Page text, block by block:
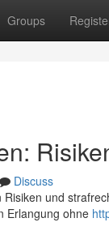
Groups
Discuss
und
Erlangung ohne